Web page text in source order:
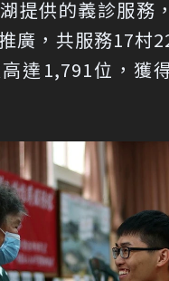
提供的義診服務
廣，共服務17村
達1,791位，獲